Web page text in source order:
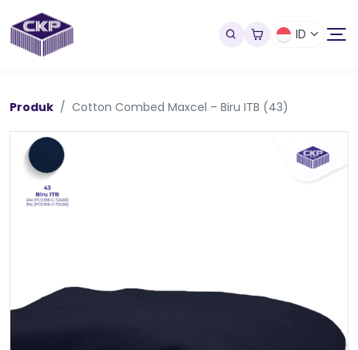
ID
Produk Cotton Combed Maxcel – Biru ITB (43)